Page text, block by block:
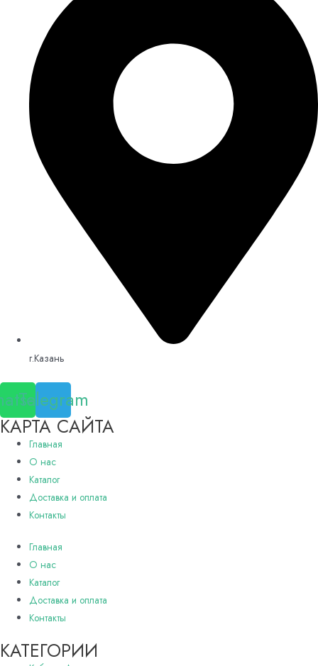
г.Казань
Telegram
КАРТА САЙТА
Главная
О нас
Каталог
Доставка и оплата
Контакты
Главная
О нас
Каталог
Доставка и оплата
Контакты
КАТЕГОРИИ